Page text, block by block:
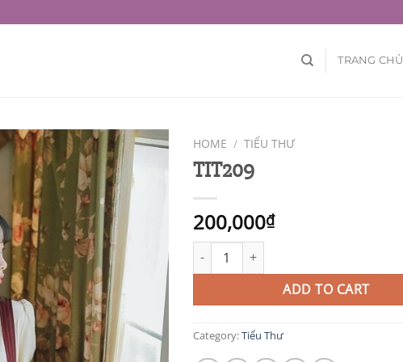
TRANG CHỦ
HOME / TIỂU THƯ
TIT209
200,000₫
TIT209 quantity
ADD TO CART
Category:Tiểu Thư